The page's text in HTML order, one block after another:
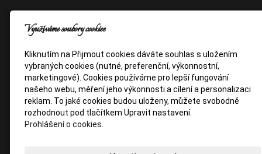
Využíváme soubory cookies
Kliknutím na Přijmout cookies dáváte souhlas s uložením
vybraných cookies (nutné, preferenční, výkonnostní,
marketingové). Cookies používáme pro lepší fungování
našeho webu, měření jeho výkonnosti a cílení a personalizaci
reklam. To jaké cookies budou uloženy, můžete svobodně
rozhodnout pod tlačítkem Upravit nastavení.
Prohlášení o cookies.